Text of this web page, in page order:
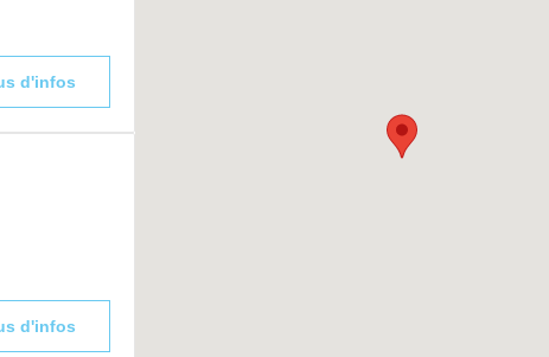
d'infos
d'infos